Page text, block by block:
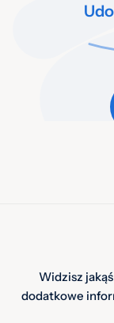
Widzisz
dodatkowe